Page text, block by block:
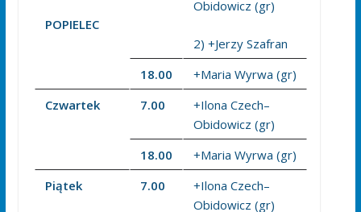
POPIELEC
Obidowicz (gr)
2) +Jerzy Szafran
18.00
+Maria Wyrwa (gr)
Czwartek
7.00
+Ilona Czech–
Obidowicz (gr)
18.00
+Maria Wyrwa (gr)
Piątek
7.00
+Ilona Czech–
Obidowicz (gr)